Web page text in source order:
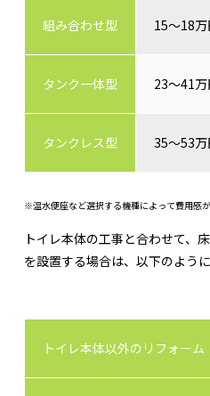
組み合わせ型 15～18
タンク一体型 23～41
タンクレス型 35～53
※温水便座など選択する機種によって費用感
トイレ本体の工事と合わせて、
を設置する場合は、以下のよう
トイレ本体以外のリフォーム